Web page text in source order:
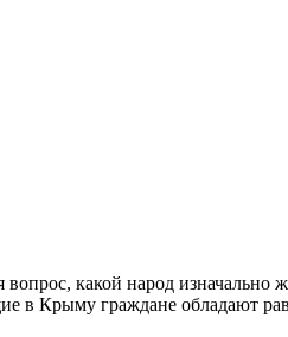
какой народ изначально
в Крыму граждане обладают